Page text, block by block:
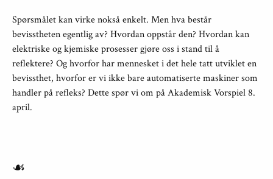
Spørsmålet kan virke nokså enkelt. Men hva består
bevisstheten egentlig av? Hvordan oppstår den? Hvordan kan
elektriske og kjemiske prosesser gjøre oss i stand til å
reflektere? Og hvorfor har mennesket i det hele tatt utviklet en
bevissthet, hvorfor er vi ikke bare automatiserte maskiner som
handler på refleks? Dette spør vi om på Akademisk Vorspiel 8.
april.
☙